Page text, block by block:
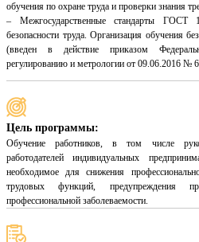
обучения по охране труда и проверки знания
– Межгосударственные стандарты ГОСТ
безопасности труда. Организация обучения
(введен в действие приказом
регулированию и метрологии от 09.06.2016 №
Цель программы:
Обучение работников, в том числе
работодателей индивидуальных
необходимое для снижения
трудовых функций, предупреждения
профессиональной заболеваемости.